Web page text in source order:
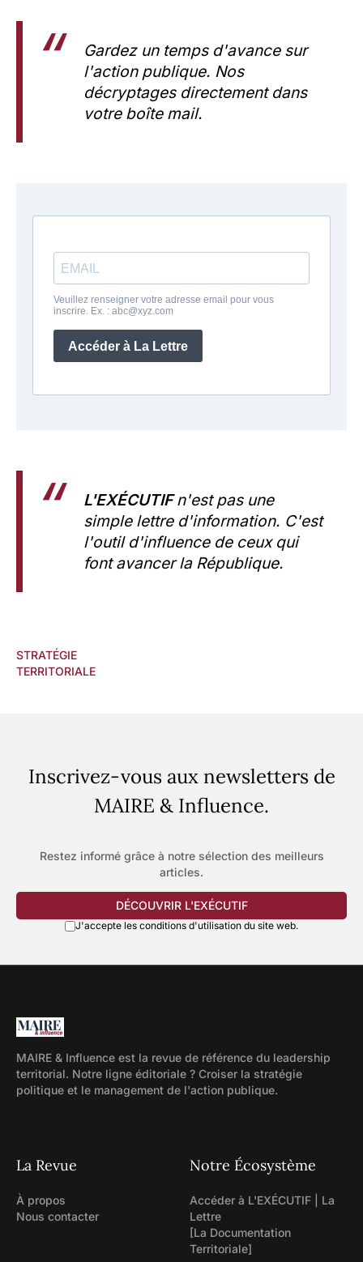
Gardez un temps d'avance sur
l'action publique. Nos
décryptages directement dans
votre boîte mail.
L'EXÉCUTIFn'est pas une
simple lettre d'information. C'est
l'outil d'influence de ceux qui
font avancer la République.
STRATÉGIE
TERRITORIALE
Inscrivez-vous aux newsletters de
MAIRE & Influence.
Restez informé grâce à notre sélection des meilleurs
articles.
DÉCOUVRIR L'EXÉCUTIF
J'accepte les conditions d'utilisation du site web.
MAIRE & Influence est la revue de référence du leadership
territorial. Notre ligne éditoriale ? Croiser la stratégie
politique et le management de l'action publique.
La Revue
À propos
Nous contacter
Notre Écosystème
Accéder à L'EXÉCUTIF | La
Lettre
[La Documentation
Territoriale]